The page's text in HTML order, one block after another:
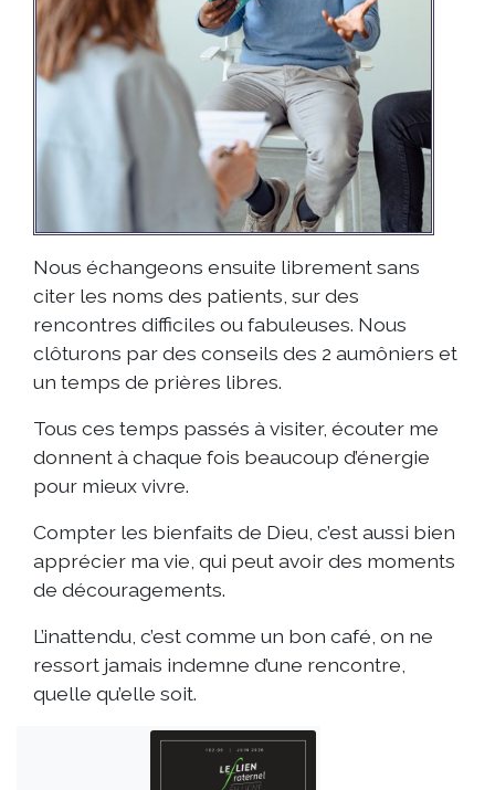
Nous échangeons ensuite librement sans
citer les noms des patients, sur des
rencontres difficiles ou fabuleuses. Nous
clôturons par des conseils des 2 aumôniers et
un temps de prières libres.
Tous ces temps passés à visiter, écouter me
donnent à chaque fois beaucoup d’énergie
pour mieux vivre.
Compter les bienfaits de Dieu, c’est aussi bien
apprécier ma vie, qui peut avoir des moments
de découragements.
L’inattendu, c’est comme un bon café, on ne
ressort jamais indemne d’une rencontre,
quelle qu’elle soit.